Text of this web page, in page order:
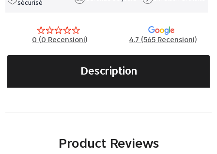
sécurisé
0 (0 Recensioni) 4.7 (565 Recensioni)
Description
Product Reviews